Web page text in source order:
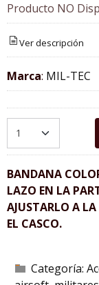
Producto NO
Ver descripción
Marca: MIL-TEC
BANDANA
LAZO EN LA
AJUSTARLO A LA
EL CASCO.
Categoría: